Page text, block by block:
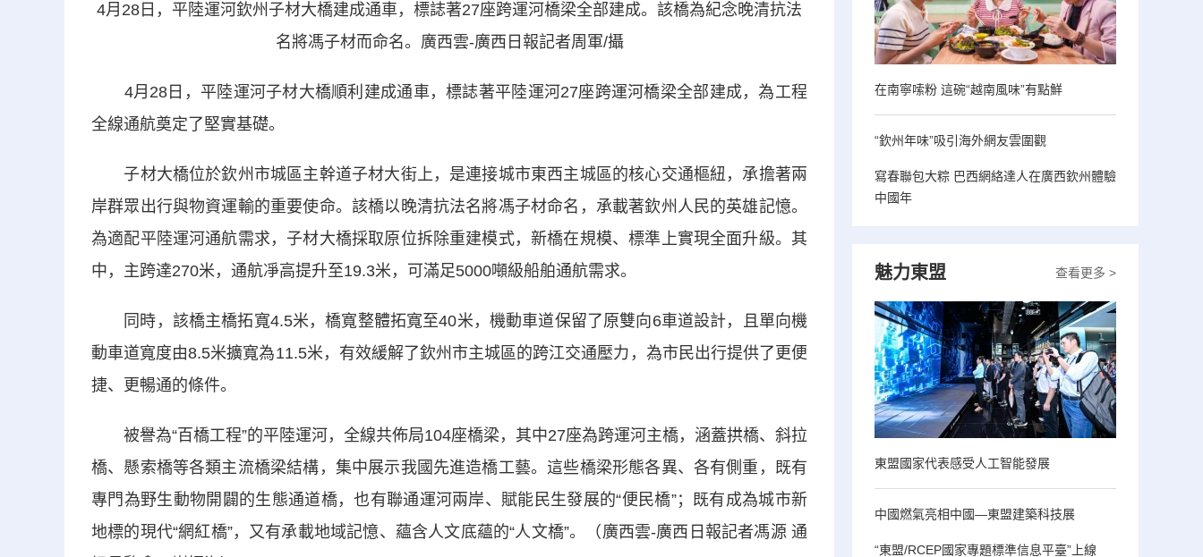
4月28日，平陸運河欽州子材大橋建成通車，標誌著27座跨運河橋梁全部建成。該橋為紀念晚清抗法
名將馮子材而命名。廣西雲-廣西日報記者周軍/攝
4月28日，平陸運河子材大橋順利建成通車，標誌著平陸運河27座跨運河橋梁全部建成，為工程
全線通航奠定了堅實基礎。
子材大橋位於欽州市城區主幹道子材大街上，是連接城市東西主城區的核心交通樞紐，承擔著兩
岸群眾出行與物資運輸的重要使命。該橋以晚清抗法名將馮子材命名，承載著欽州人民的英雄記憶。
為適配平陸運河通航需求，子材大橋採取原位拆除重建模式，新橋在規模、標準上實現全面升級。其
中，主跨達270米，通航凈高提升至19.3米，可滿足5000噸級船舶通航需求。
同時，該橋主橋拓寬4.5米，橋寬整體拓寬至40米，機動車道保留了原雙向6車道設計，且單向機
動車道寬度由8.5米擴寬為11.5米，有效緩解了欽州市主城區的跨江交通壓力，為市民出行提供了更便
捷、更暢通的條件。
被譽為“百橋工程”的平陸運河，全線共佈局104座橋梁，其中27座為跨運河主橋，涵蓋拱橋、斜拉
橋、懸索橋等各類主流橋梁結構，集中展示我國先進造橋工藝。這些橋梁形態各異、各有側重，既有
專門為野生動物開闢的生態通道橋，也有聯通運河兩岸、賦能民生發展的“便民橋”；既有成為城市新
地標的現代“網紅橋”，又有承載地域記憶、蘊含人文底蘊的“人文橋”。（廣西雲-廣西日報記者馮源 通
在南寧嗦粉 這碗“越南風味”有點鮮
“欽州年味”吸引海外網友雲圍觀
寫春聯包大粽 巴西網絡達人在廣西欽州體驗
中國年
查看更多 >
魅力東盟
東盟國家代表感受人工智能發展
中國燃氣亮相中國—東盟建築科技展
“東盟/RCEP國家專題標準信息平臺”上線